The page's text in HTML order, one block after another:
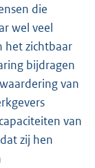
die
wel veel
het zichtbaar
bijdragen
van
van
zij hen